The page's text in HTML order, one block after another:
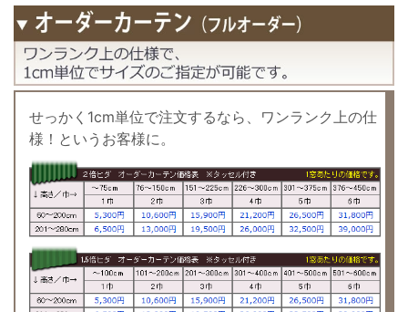
せっかく1cm単位で注文するなら、ワンランク上の仕
様！というお客様に。